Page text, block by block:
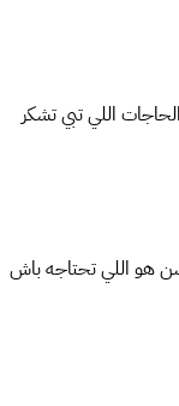
اللي تبي تشكر
هو اللي تحتاجه باش